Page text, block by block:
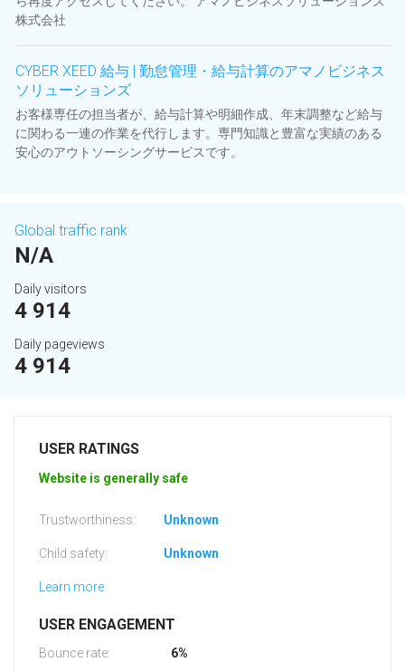
株式会社
CYBER XEED 給与 | 勤怠管理・給与計算のアマノビジネス
ソリューションズ
お客様専任の担当者が、給与計算や明細作成、年末調整など給与
に関わる一連の作業を代行します。専門知識と豊富な実績のある
安心のアウトソーシングサービスです。
Global traffic rank
N/A
Daily visitors
4 914
Daily pageviews
4 914
USER RATINGS
Website is generally safe
Trustworthiness: Unknown
Child safety: Unknown
Learn more
USER ENGAGEMENT
Bounce rate: 6%